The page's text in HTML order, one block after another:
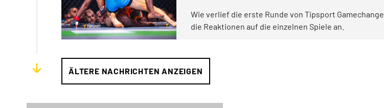
Wie verlief die erste Runde von Tipsport
die Reaktionen auf die einzelnen Spiele an.
ÄLTERE NACHRICHTEN ANZEIGEN